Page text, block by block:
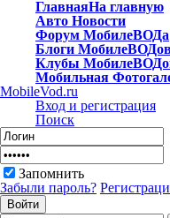
ГлавнаяНа главную
Авто Новости
Форум МобилеВОДа
Блоги
Клубы
Мобильная
MobileVod.ru
Вход и регистрация
Поиск
Запомнить
Забыли пароль?